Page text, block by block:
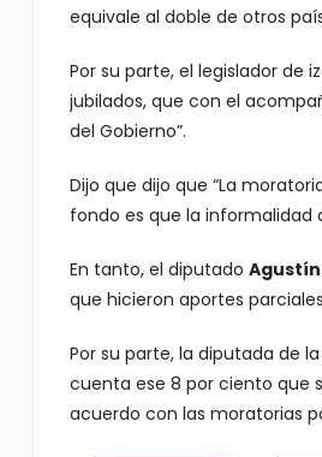
equivale al doble de otros
Por su parte, el legislador de
jubilados, que con el
del Gobierno”.
Dijo que dijo que “La
fondo es que la informalidad
En tanto, el diputado
que hicieron aportes
Por su parte, la diputada de
cuenta ese 8 por ciento que
acuerdo con las moratorias